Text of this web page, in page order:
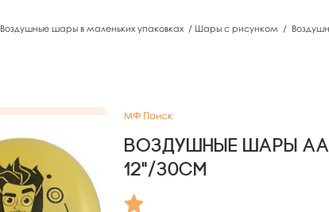
Воздушные шары в маленьких упаковках / Шары с рисунком /
МФ Поиск
Воздушные шары
12"/30см